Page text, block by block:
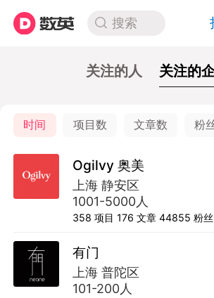
搜索
关注的人 关注的
时间 项目数 文章数 粉
Ogilvy 奥美
上海 静安区
1001-5000人
358 项目 176 文章 44855 粉丝
有门
上海 普陀区
101-200人